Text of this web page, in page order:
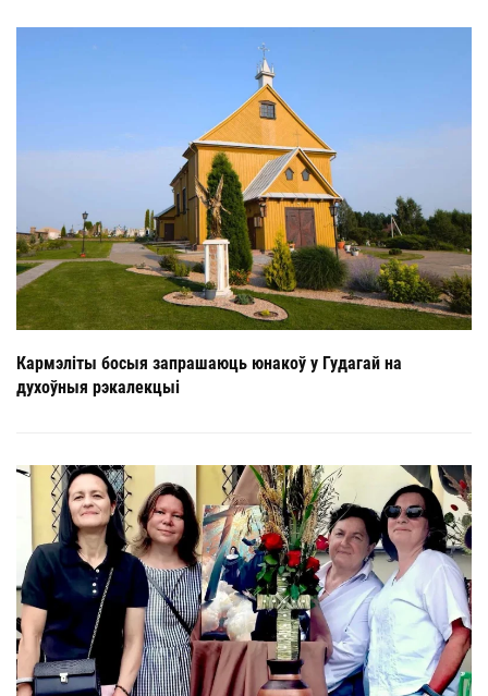
Кармэліты босыя запрашаюць юнакоў у Гудагай на
духоўныя рэкалекцыі